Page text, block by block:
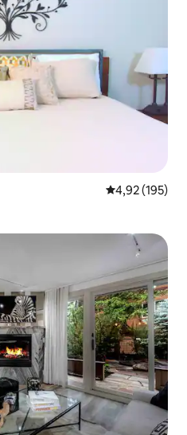
4,92 av 5 i
4,92 (195)